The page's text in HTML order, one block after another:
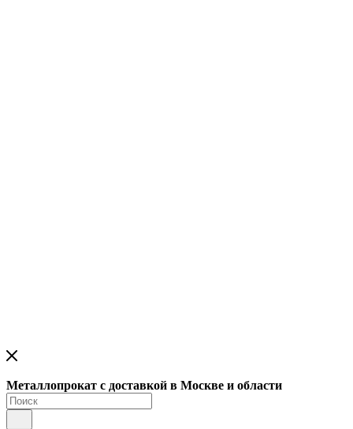
Металлопрокат с доставкой в Москве и области